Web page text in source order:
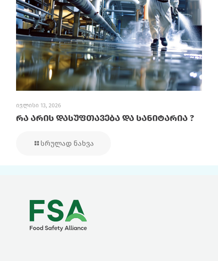
ივლისი 13, 2026
რა არის დასუფთავება და სანიტარია ?
სრულად ნახვა